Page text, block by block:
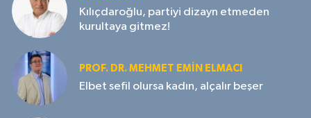
Kılıçdaroğlu, partiyi dizayn etmeden
kurultaya gitmez!
PROF. DR. MEHMET EMIN ELMACI
Elbet sefil olursa kadın, alçalır beşer